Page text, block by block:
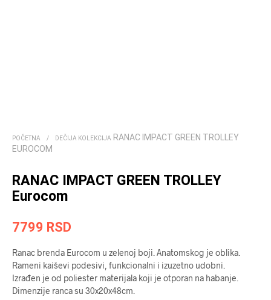
POČETNA / DEČIJA KOLEKCIJA RANAC IMPACT GREEN TROLLEY
EUROCOM
RANAC IMPACT GREEN TROLLEY
Eurocom
7799 RSD
Ranac brenda Eurocom u zelenoj boji. Anatomskog je oblika.
Rameni kaiševi podesivi, funkcionalni i izuzetno udobni.
Izrađen je od poliester materijala koji je otporan na habanje.
Dimenzije ranca su 30x20x48cm.